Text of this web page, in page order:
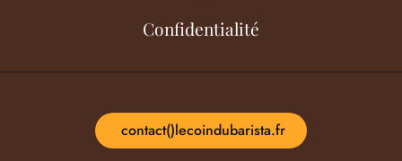
Confidentialité
contact()lecoindubarista.fr